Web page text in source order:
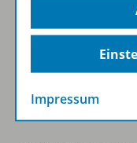
Folgen Sie uns auf
Impressum